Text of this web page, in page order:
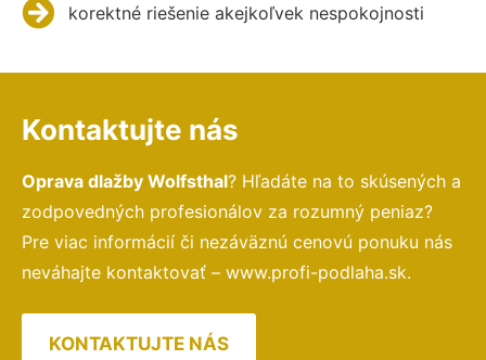
korektné riešenie akejkoľvek nespokojnosti
Kontaktujte nás
Oprava dlažby Wolfsthal? Hľadáte na to skúsených a
zodpovedných profesionálov za rozumný peniaz?
Pre viac informácií či nezáväznú cenovú ponuku nás
neváhajte kontaktovať – www.profi-podlaha.sk.
KONTAKTUJTE NÁS